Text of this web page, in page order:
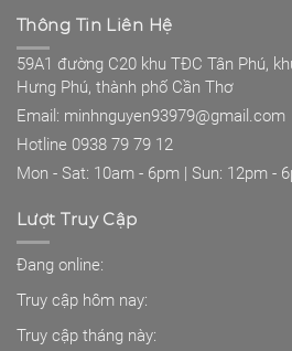
Thông Tin Liên Hệ
59A1 đường C20 khu TĐC Tân Phú,
Hưng Phú, thành phố Cần Thơ
Email: minhnguyen93979@gmail.com
Hotline 0938 79 79 12
Mon - Sat: 10am - 6pm | Sun: 12pm -
Lượt Truy Cập
Đang online:
Truy cập hôm nay:
Truy cập tháng này: